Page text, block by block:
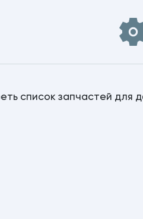
список запчастей для